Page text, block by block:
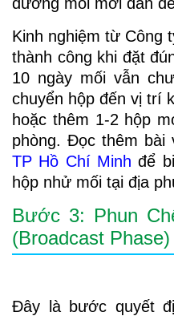
Kinh nghiệm từ Công
thành công khi đặt
10 ngày mối vẫn
chuyển hộp đến vị trí
hoặc thêm 1-2 hộp
phòng. Đọc thêm bài
TP Hồ Chí Minh để
hộp nhử mối tại địa
Bước 3: Phun
(Broadcast Phase)
Đây là bước quyết